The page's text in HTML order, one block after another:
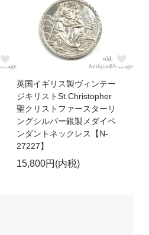
英国イギリス製ヴィンテー
ジキリストSt.Christopher
聖クリストファースターリ
ングシルバー銀製メダイペ
ンダントネックレス【N-
27227】
15,800円(内税)